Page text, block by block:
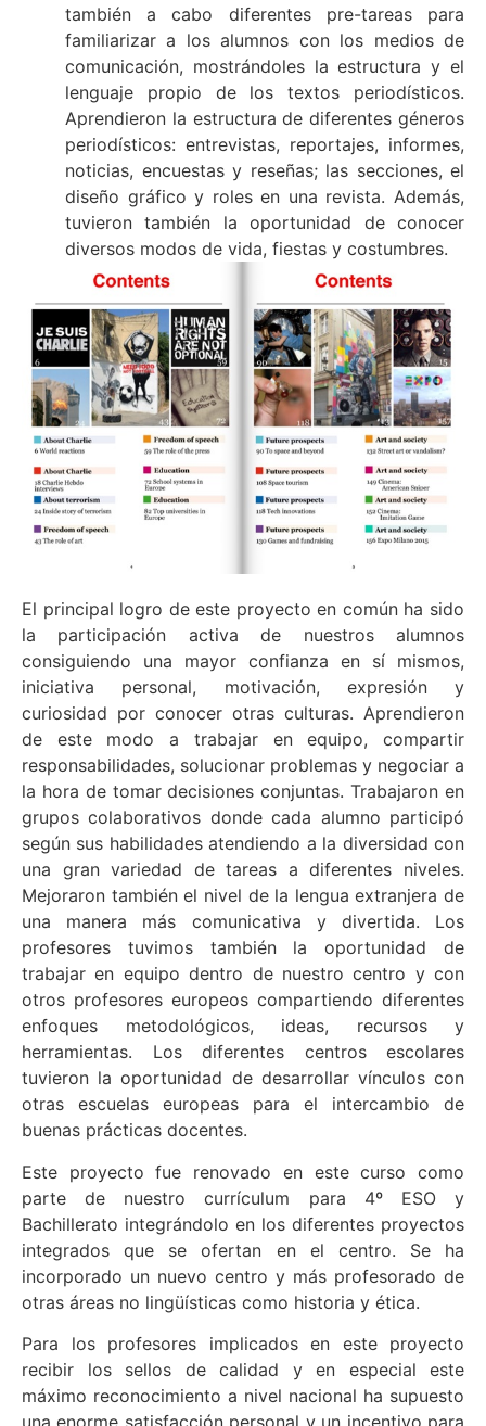
también a cabo diferentes pre-tareas para
familiarizar a los alumnos con los medios de
comunicación, mostrándoles la estructura y el
lenguaje propio de los textos periodísticos.
Aprendieron la estructura de diferentes géneros
periodísticos: entrevistas, reportajes, informes,
noticias, encuestas y reseñas; las secciones, el
diseño gráfico y roles en una revista. Además,
tuvieron también la oportunidad de conocer
diversos modos de vida, fiestas y costumbres.
El principal logro de este proyecto en común ha sido
la participación activa de nuestros alumnos
consiguiendo una mayor confianza en sí mismos,
iniciativa personal, motivación, expresión y
curiosidad por conocer otras culturas. Aprendieron
de este modo a trabajar en equipo, compartir
responsabilidades, solucionar problemas y negociar a
la hora de tomar decisiones conjuntas. Trabajaron en
grupos colaborativos donde cada alumno participó
según sus habilidades atendiendo a la diversidad con
una gran variedad de tareas a diferentes niveles.
Mejoraron también el nivel de la lengua extranjera de
una manera más comunicativa y divertida. Los
profesores tuvimos también la oportunidad de
trabajar en equipo dentro de nuestro centro y con
otros profesores europeos compartiendo diferentes
enfoques metodológicos, ideas, recursos y
herramientas. Los diferentes centros escolares
tuvieron la oportunidad de desarrollar vínculos con
otras escuelas europeas para el intercambio de
buenas prácticas docentes.
Este proyecto fue renovado en este curso como
parte de nuestro currículum para 4º ESO y
Bachillerato integrándolo en los diferentes proyectos
integrados que se ofertan en el centro. Se ha
incorporado un nuevo centro y más profesorado de
otras áreas no lingüísticas como historia y ética.
Para los profesores implicados en este proyecto
recibir los sellos de calidad y en especial este
máximo reconocimiento a nivel nacional ha supuesto